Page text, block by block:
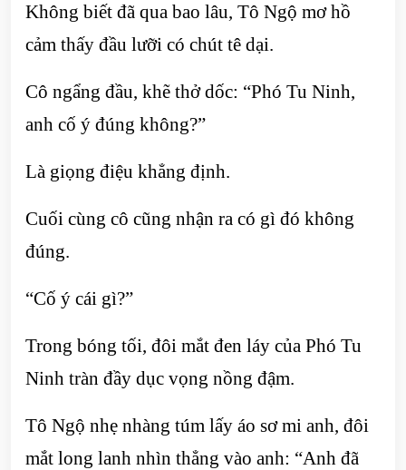
Không biết đã qua bao lâu, Tô Ngộ mơ hồ
cảm thấy đầu lưỡi có chút tê dại.
Cô ngẩng đầu, khẽ thở dốc: “Phó Tu Ninh,
anh cố ý đúng không?”
Là giọng điệu khẳng định.
Cuối cùng cô cũng nhận ra có gì đó không
đúng.
“Cố ý cái gì?”
Trong bóng tối, đôi mắt đen láy của Phó Tu
Ninh tràn đầy dục vọng nồng đậm.
Tô Ngộ nhẹ nhàng túm lấy áo sơ mi anh, đôi
mắt long lanh nhìn thẳng vào anh: “Anh đã